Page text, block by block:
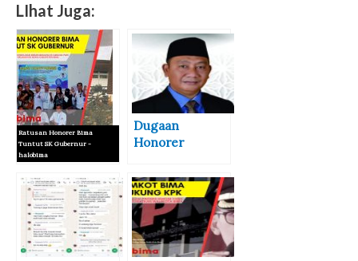
LIhat Juga:
Ratusan Honorer Bima
Tuntut SK Gubernur -
halobima
Ratusan
Honorer Bima
Tuntut SK
Gubernur
Dugaan
Honorer
Praktis, Dewan
Minta BKPSDM
Tindak Tegas